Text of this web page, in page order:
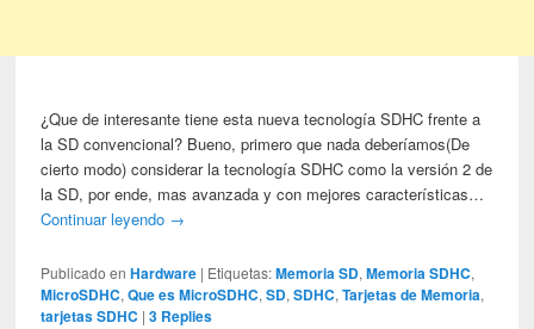
¿Que de interesante tiene esta nueva tecnología SDHC frente a
la SD convencional? Bueno, primero que nada deberíamos(De
cierto modo) considerar la tecnología SDHC como la versión 2 de
la SD, por ende, mas avanzada y con mejores características…
Continuar leyendo →
Publicado en Hardware | Etiquetas: Memoria SD,Memoria SDHC,
MicroSDHC,Que es MicroSDHC,SD,SDHC,Tarjetas de Memoria,
tarjetas SDHC |3 Replies